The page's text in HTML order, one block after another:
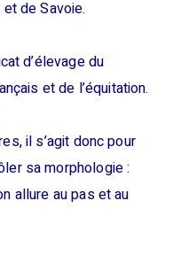
de Savoie.
d’élevage du
et de l’équitation.
il s’agit donc pour
sa morphologie :
allure au pas et au